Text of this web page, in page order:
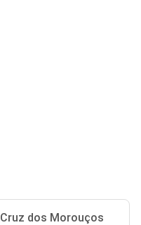
Cruz dos Morouços